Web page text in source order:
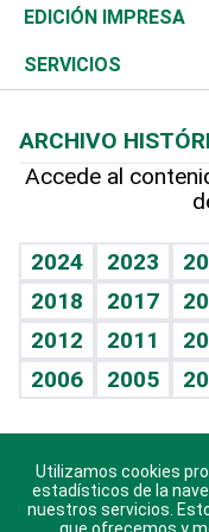
Caribe
Resto del mundo
Global y variable
Economía personal
Novedades
Podcast Arte Libre
Hablando con el
Vida y familia
Eñe
Celebrando la vida
Sin complejos
En pocas palabras
Escuchando al
Olimpismo
Más deportes
Línea de hit
TBT Deportivo
Noticiero Poteleche
Columnistas
Más firmas
Martes de tecnología
Cambio climático
Deportes
Opinión
Hecho en casa
Guía del dinero
EDICIÓN IMPRESA
SERVICIOS
Cumpleaños
Horóscopos
Crucigramas
ARCHIVO
Accede al
2024 2023
2018
2017
2012
2011
2006
2005
Descarga
Utilizamos cookies
estadísticos de la
nuestros servicios.